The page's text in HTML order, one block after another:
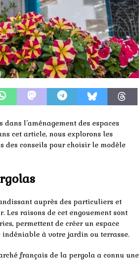
l’aménagement des espaces
cet article, nous explorons les
des conseils pour choisir le modèle
auprès des particuliers et
raisons de cet engouement sont
permettent de créer un espace
à votre jardin ou terrasse.
français de la pergola a connu une